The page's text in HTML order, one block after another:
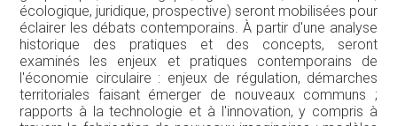
Les communications et tables rondes suivies d'amples
débats, mais aussi les visites en Normandie, permettront
de confronter les points de vue de chercheurs, d'artistes,
de responsables d'entreprises, d'élus de collectivités
territoriales, d'associations citoyennes et de doctorants,
sur les imaginaires et les pratiques de l'économie
circulaire.